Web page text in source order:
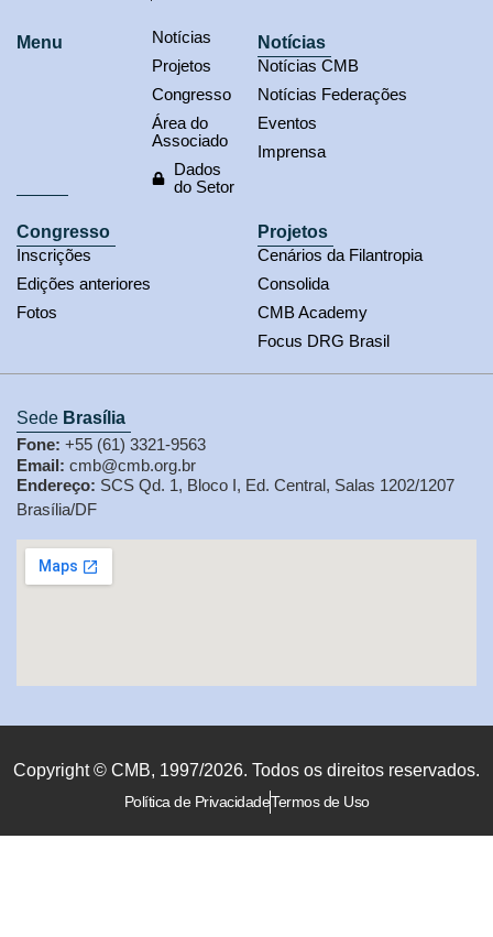
Menu
Notícias
Projetos
Congresso
Área do
Associado
Dados
do Setor
Notícias
Notícias CMB
Notícias Federações
Eventos
Imprensa
Congresso
Inscrições
Edições anteriores
Fotos
Projetos
Cenários da Filantropia
Consolida
CMB Academy
Focus DRG Brasil
Sede Brasília
Fone: +55 (61) 3321-9563
Email: cmb@cmb.org.br
Endereço: SCS Qd. 1, Bloco I, Ed. Central, Salas 1202/1207
Brasília/DF
Copyright © CMB, 1997/2026. Todos os direitos reservados.
Política de PrivacidadeTermos de Uso